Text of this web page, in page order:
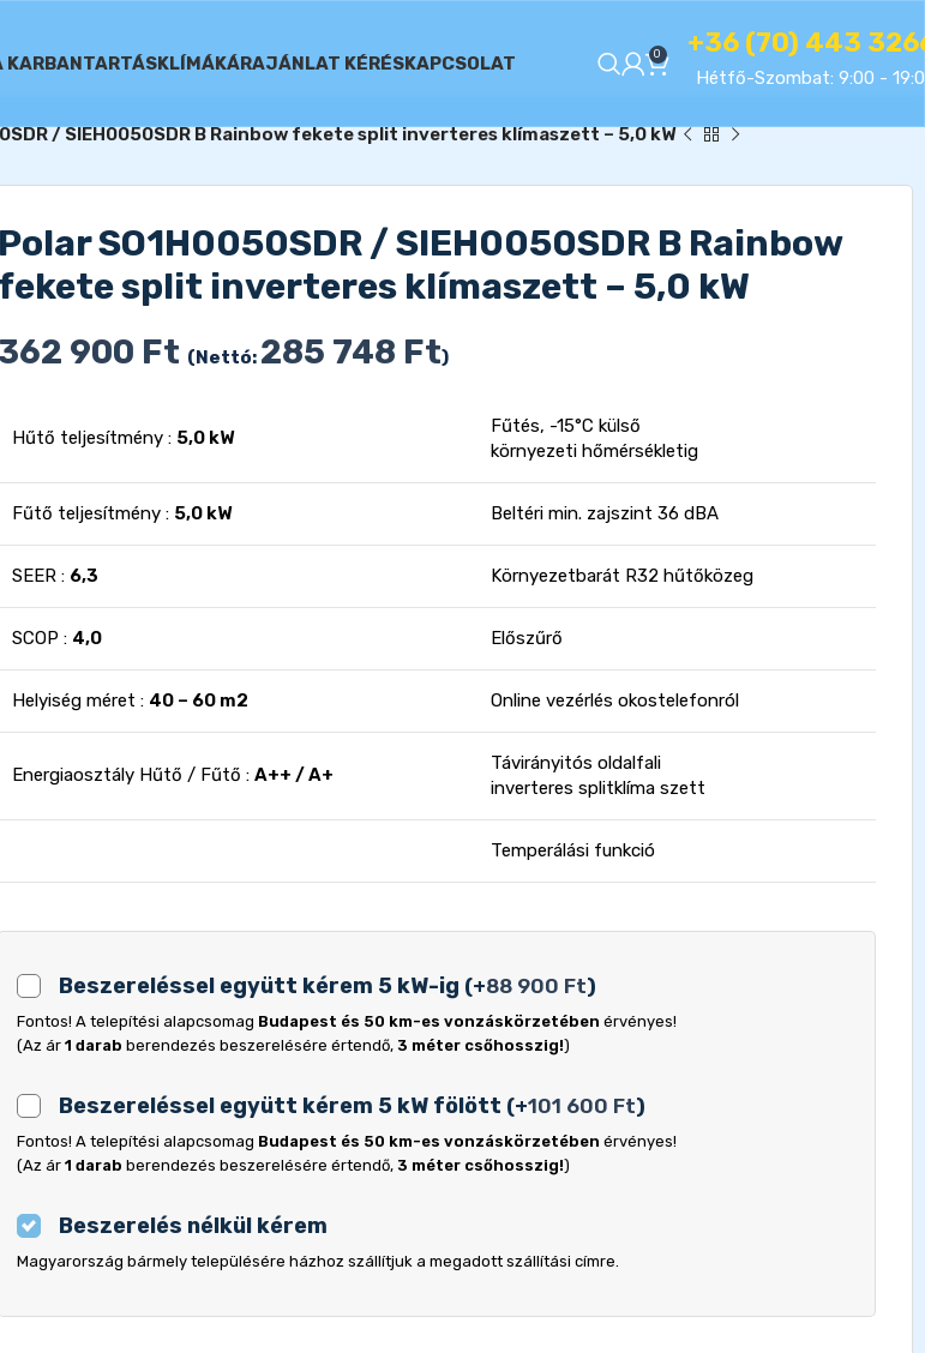
KARBANTARTÁSKLÍMÁKÁRAJÁNLAT KÉRÉSKAPCSOLAT 0 +36 (70) 443
Hétfő-Szombat: 9:00 -
/ SIEH0050SDR B Rainbow fekete split inverteres klímaszett – 5,0 kW
Polar SO1H0050SDR / SIEH0050SDR B Rainbow
fekete split inverteres klímaszett – 5,0 kW
362 900 Ft (Nettó: 285 748 Ft)
Hűtő teljesítmény : 5,0 kW
Fűtés, -15°C külső
környezeti hőmérsékletig
Fűtő teljesítmény : 5,0 kW Beltéri min. zajszint 36 dBA
SEER : 6,3 Környezetbarát R32 hűtőközeg
SCOP : 4,0 Előszűrő
Helyiség méret : 40 – 60 m2 Online vezérlés okostelefonról
Energiaosztály Hűtő / Fűtő : A++ / A+
Távirányitós oldalfali
inverteres splitklíma szett
Temperálási funkció
Beszereléssel együtt kérem 5 kW-ig (+88 900 Ft)
Fontos! A telepítési alapcsomag Budapest és 50 km-es vonzáskörzetében érvényes!
(Az ár 1 darab berendezés beszerelésére értendő, 3 méter csőhosszig!)
Beszereléssel együtt kérem 5 kW fölött (+101 600 Ft)
Fontos! A telepítési alapcsomag Budapest és 50 km-es vonzáskörzetében érvényes!
(Az ár 1 darab berendezés beszerelésére értendő, 3 méter csőhosszig!)
Beszerelés nélkül kérem
Magyarország bármely településére házhoz szállítjuk a megadott szállítási címre.